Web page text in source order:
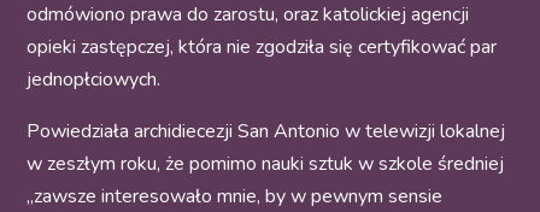
odmówiono prawa do zarostu, oraz katolickiej agencji
opieki zastępczej, która nie zgodziła się certyfikować par
jednopłciowych.
Powiedziała archidiecezji San Antonio w telewizji lokalnej
w zeszłym roku, że pomimo nauki sztuk w szkole średniej
„zawsze interesowało mnie, by w pewnym sensie